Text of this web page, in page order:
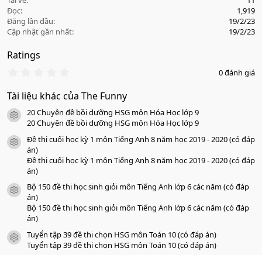
Đọc
1,919
Đăng lần đầu
19/2/23
Cập nhật gần nhất
19/2/23
Ratings
0
0
s
a
o
0 đánh giá
Tài liệu khác của The Funny
icon tài liệu
20 Chuyên đề bồi dưỡng HSG môn Hóa Học lớp 9
20 Chuyên đề bồi dưỡng HSG môn Hóa Học lớp 9
icon tài liệu
Đề thi cuối học kỳ 1 môn Tiếng Anh 8 năm học 2019 - 2020 (có đáp
án)
Đề thi cuối học kỳ 1 môn Tiếng Anh 8 năm học 2019 - 2020 (có đáp
án)
icon tài liệu
Bộ 150 đề thi học sinh giỏi môn Tiếng Anh lớp 6 các năm (có đáp
án)
Bộ 150 đề thi học sinh giỏi môn Tiếng Anh lớp 6 các năm (có đáp
án)
icon tài liệu
Tuyển tập 39 đề thi chọn HSG môn Toán 10 (có đáp án)
Tuyển tập 39 đề thi chọn HSG môn Toán 10 (có đáp án)